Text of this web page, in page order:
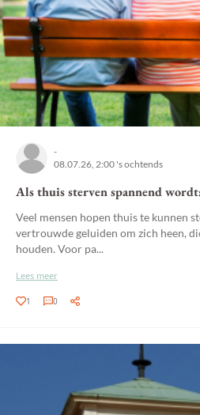
-
08.07.26, 2:00 's ochtends
Als thuis sterven spannend
Veel mensen hopen thuis te kunnen
vertrouwde geluiden om zich heen,
houden. Voor pa...
Lees meer
1 0